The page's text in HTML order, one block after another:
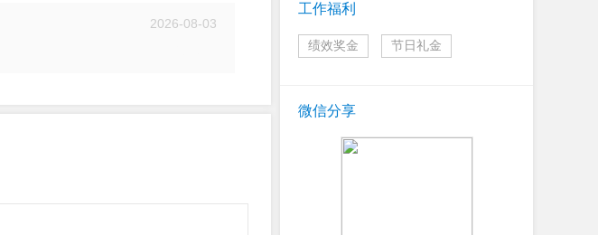
2026-08-03
工作福利
绩效奖金 节日礼金
微信分享